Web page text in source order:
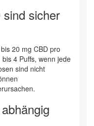
sicher
20 mg CBD pro
4 Puffs, wenn jede
sind nicht